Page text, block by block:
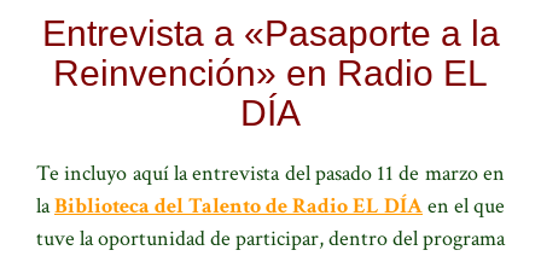
Entrevista a «Pasaporte a la
Reinvención» en Radio EL
DÍA
Te incluyo aquí la entrevista del pasado 11 de marzo en
laBiblioteca del Talento de Radio EL DÍAen el que
tuve la oportunidad de participar, dentro del programa